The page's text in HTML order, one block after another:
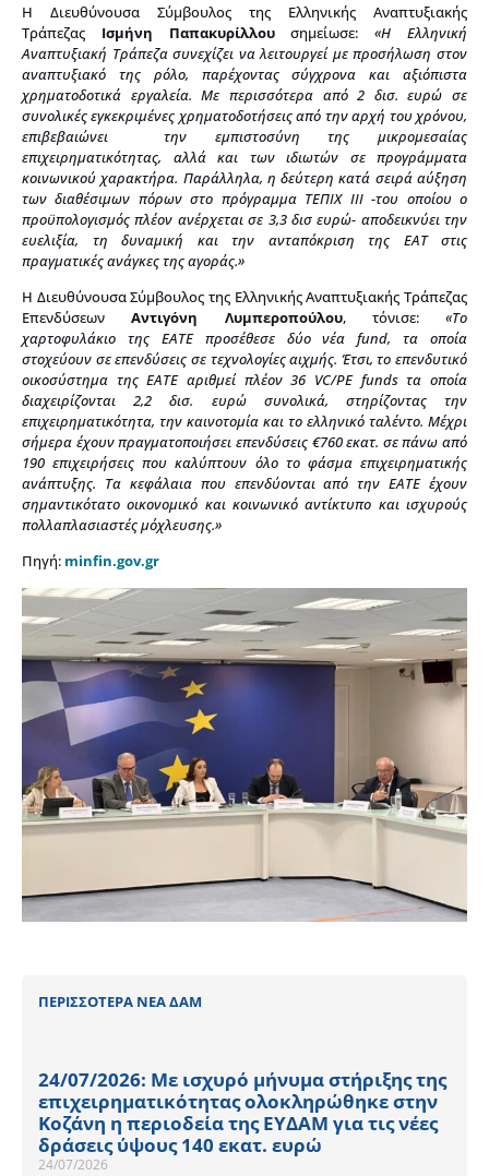
Η Διευθύνουσα Σύμβουλος της Ελληνικής Αναπτυξιακής
Τράπεζας Ισμήνη Παπακυρίλλουσημείωσε:«Η Ελληνική
Αναπτυξιακή Τράπεζα συνεχίζει να λειτουργεί με προσήλωση στον
αναπτυξιακό της ρόλο, παρέχοντας σύγχρονα και αξιόπιστα
χρηματοδοτικά εργαλεία. Με περισσότερα από 2 δισ. ευρώ σε
συνολικές εγκεκριμένες χρηματοδοτήσεις από την αρχή του χρόνου,
επιβεβαιώνει την εμπιστοσύνη της μικρομεσαίας
επιχειρηματικότητας, αλλά και των ιδιωτών σε προγράμματα
κοινωνικού χαρακτήρα. Παράλληλα, η δεύτερη κατά σειρά αύξηση
των διαθέσιμων πόρων στο πρόγραμμα ΤΕΠΙΧ ΙΙΙ -του οποίου ο
προϋπολογισμός πλέον ανέρχεται σε 3,3 δισ ευρώ- αποδεικνύει την
ευελιξία, τη δυναμική και την ανταπόκριση της ΕΑΤ στις
πραγματικές ανάγκες της αγοράς.»
Η Διευθύνουσα Σύμβουλος της Ελληνικής Αναπτυξιακής Τράπεζας
ΕπενδύσεωνΑντιγόνη Λυμπεροπούλου, τόνισε: «Το
χαρτοφυλάκιο της ΕΑΤΕ προσέθεσε δύο νέα fund, τα οποία
στοχεύουν σε επενδύσεις σε τεχνολογίες αιχμής. Έτσι, το επενδυτικό
οικοσύστημα της ΕΑΤΕ αριθμεί πλέον 36 VC/PE funds τα οποία
διαχειρίζονται 2,2 δισ. ευρώ συνολικά, στηρίζοντας την
επιχειρηματικότητα, την καινοτομία και το ελληνικό ταλέντο. Μέχρι
σήμερα έχουν πραγματοποιήσει επενδύσεις €760 εκατ. σε πάνω από
190 επιχειρήσεις που καλύπτουν όλο το φάσμα επιχειρηματικής
ανάπτυξης. Τα κεφάλαια που επενδύονται από την ΕΑΤΕ έχουν
σημαντικότατο οικονομικό και κοινωνικό αντίκτυπο και ισχυρούς
πολλαπλασιαστές μόχλευσης.»
Πηγή: minfin.gov.gr
ΠΕΡΙΣΣΟΤΕΡΑ ΝΕΑ ΔΑΜ
24/07/2026: Με ισχυρό μήνυμα στήριξης της
επιχειρηματικότητας ολοκληρώθηκε στην
Κοζάνη η περιοδεία της ΕΥΔΑΜ για τις νέες
δράσεις ύψους 140 εκατ. ευρώ
24/07/2026